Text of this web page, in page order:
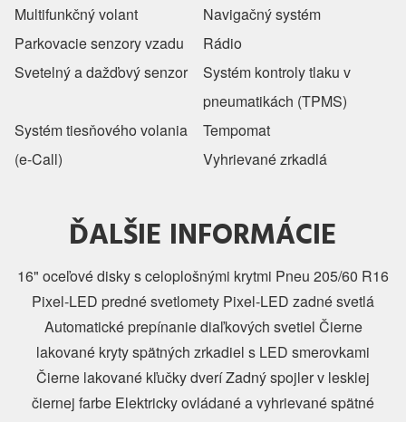
Multifunkčný volant
Navigačný systém
Parkovacie senzory vzadu
Rádio
Svetelný a dažďový senzor
Systém kontroly tlaku v
pneumatikách (TPMS)
Systém tiesňového volania
(e-Call)
Tempomat
Vyhrievané zrkadlá
ĎALŠIE INFORMÁCIE
16" oceľové disky s celoplošnými krytmi Pneu 205/60 R16
Pixel-LED predné svetlomety Pixel-LED zadné svetlá
Automatické prepínanie diaľkových svetiel Čierne
lakované kryty spätných zrkadiel s LED smerovkami
Čierne lakované kľučky dverí Zadný spojler v lesklej
čiernej farbe Elektricky ovládané a vyhrievané spätné